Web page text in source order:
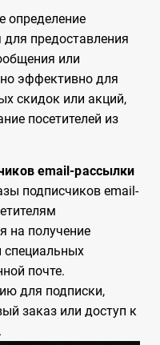
определение
для предоставления
или
эффективно для
скидок или акций,
посетителей из
email-рассылки
подписчиков email-
на получение
специальных
почте.
для подписки,
заказ или доступ к